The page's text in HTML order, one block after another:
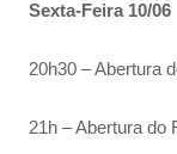
Sexta-Feira 10/06
20h30 – Abertura
21h – Abertura do